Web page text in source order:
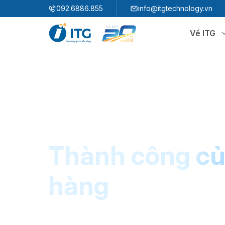
092.6886.855 info@itgtechnology.vn
Về ITG
3S SPS
3S QMS
3S F-INSIGHT
Thành công
hàng